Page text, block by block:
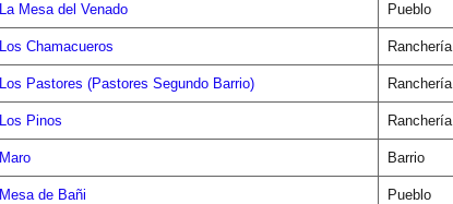
La Mesa del Venado Pueblo
Los Chamacueros Ranchería
Los Pastores (Pastores Segundo Barrio) Ranchería
Los Pinos Ranchería
Maro Barrio
Mesa de Bañi Pueblo